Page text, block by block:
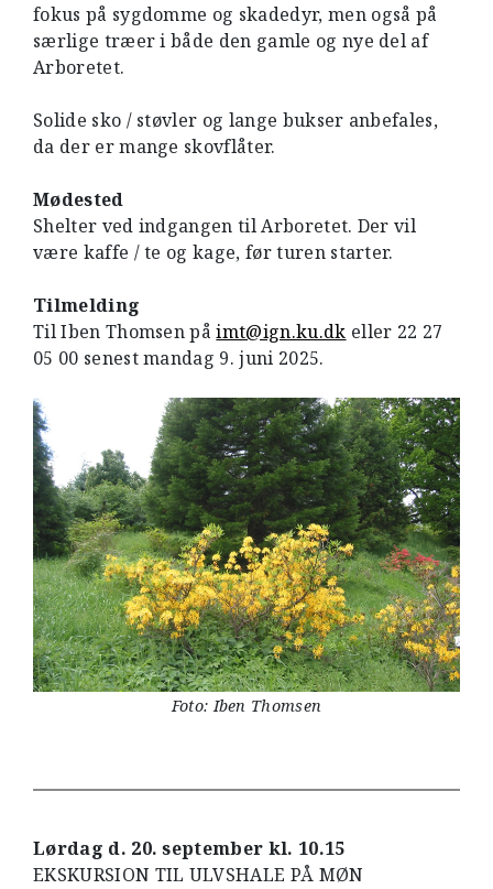
fokus på sygdomme og skadedyr, men også på
særlige træer i både den gamle og nye del af
Arboretet.
Solide sko / støvler og lange bukser anbefales,
da der er mange skovflåter.
Mødested
Shelter ved indgangen til Arboretet. Der vil
være kaffe / te og kage, før turen starter.
Tilmelding
Til Iben Thomsen påimt@ign.ku.dk eller 22 27
05 00 senest mandag 9. juni 2025.
Foto: Iben Thomsen
Lørdag d. 20. september kl. 10.15
EKSKURSION TIL ULVSHALE PÅ MØN